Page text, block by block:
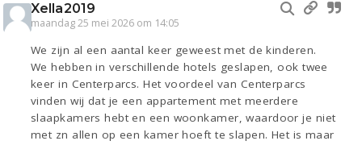
Xella2019
maandag 25 mei 2026 om 14:05
We zijn al een aantal keer geweest met de kinderen.
We hebben in verschillende hotels geslapen, ook twee
keer in Centerparcs. Het voordeel van Centerparcs
vinden wij dat je een appartement met meerdere
slaapkamers hebt en een woonkamer, waardoor je niet
met zn allen op een kamer hoeft te slapen. Het is maar